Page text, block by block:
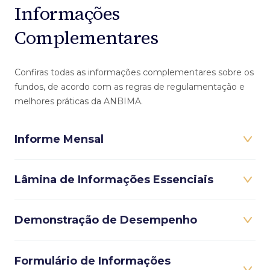
Informações
Complementares
Confiras todas as informações complementares sobre os
fundos, de acordo com as regras de regulamentação e
melhores práticas da ANBIMA.
Informe Mensal
Lâmina de Informações Essenciais
Demonstração de Desempenho
Formulário de Informações